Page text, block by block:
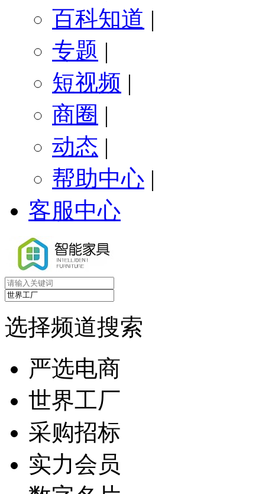
百科知道 |
专题 |
短视频 |
商圈 |
动态 |
帮助中心 |
客服中心
选择频道搜索
严选电商
世界工厂
采购招标
实力会员